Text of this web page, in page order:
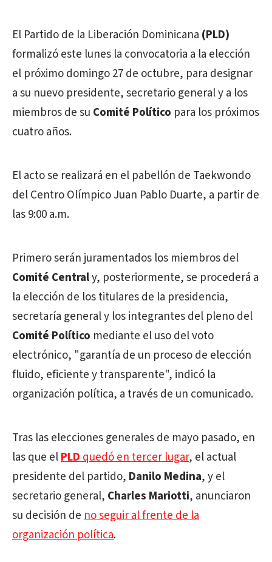
El Partido de la Liberación Dominicana (PLD)
formalizó este lunes la convocatoria a la elección
el próximo domingo 27 de octubre, para designar
a su nuevo presidente, secretario general y a los
miembros de su Comité Político para los próximos
cuatro años.
El acto se realizará en el pabellón de Taekwondo
del Centro Olímpico Juan Pablo Duarte, a partir de
las 9:00 a.m.
Primero serán juramentados los miembros del
Comité Centraly, posteriormente, se procederá a
la elección de los titulares de la presidencia,
secretaría general y los integrantes del pleno del
Comité Político mediante el uso del voto
electrónico, "garantía de un proceso de elección
fluido, eficiente y transparente", indicó la
organización política, a través de un comunicado.
Tras las elecciones generales de mayo pasado, en
las que elPLDquedó en tercer lugar, el actual
presidente del partido, Danilo Medina, y el
secretario general, Charles Mariotti, anunciaron
su decisión deno seguir al frente de la
organización política.